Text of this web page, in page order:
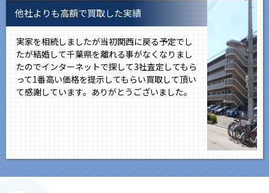
他社よりも高額で買取した実績
実家を相続しましたが当初関西に戻る予定でし
たが結婚して千葉県を離れる事がなくなりまし
たのでインターネットで探して3社査定してもら
って1番高い価格を提示してもらい買取して頂い
て感謝しています。ありがとうございました。